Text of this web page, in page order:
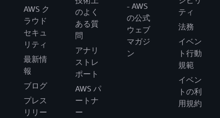
AWS ク
ラウド
セキュ
リティ
最新情
報
ブログ
プレス
リリー
のよく
ある質
問
アナリ
ストレ
ポート
AWS パ
ートナ
ー
- AWS
の公式
ウェブ
マガジ
ン
ティ
法務
イベン
ト行動
規範
イベン
トの利
用規約